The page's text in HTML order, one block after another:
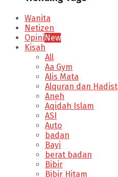
Wanita
Netizen
OpiniNew
Kisah
All
Aa Gym
Alis Mata
Alquran dan Hadist
Aneh
Aqidah Islam
ASI
Auto
badan
Bayi
berat badan
Bibir
Bibir Hitam